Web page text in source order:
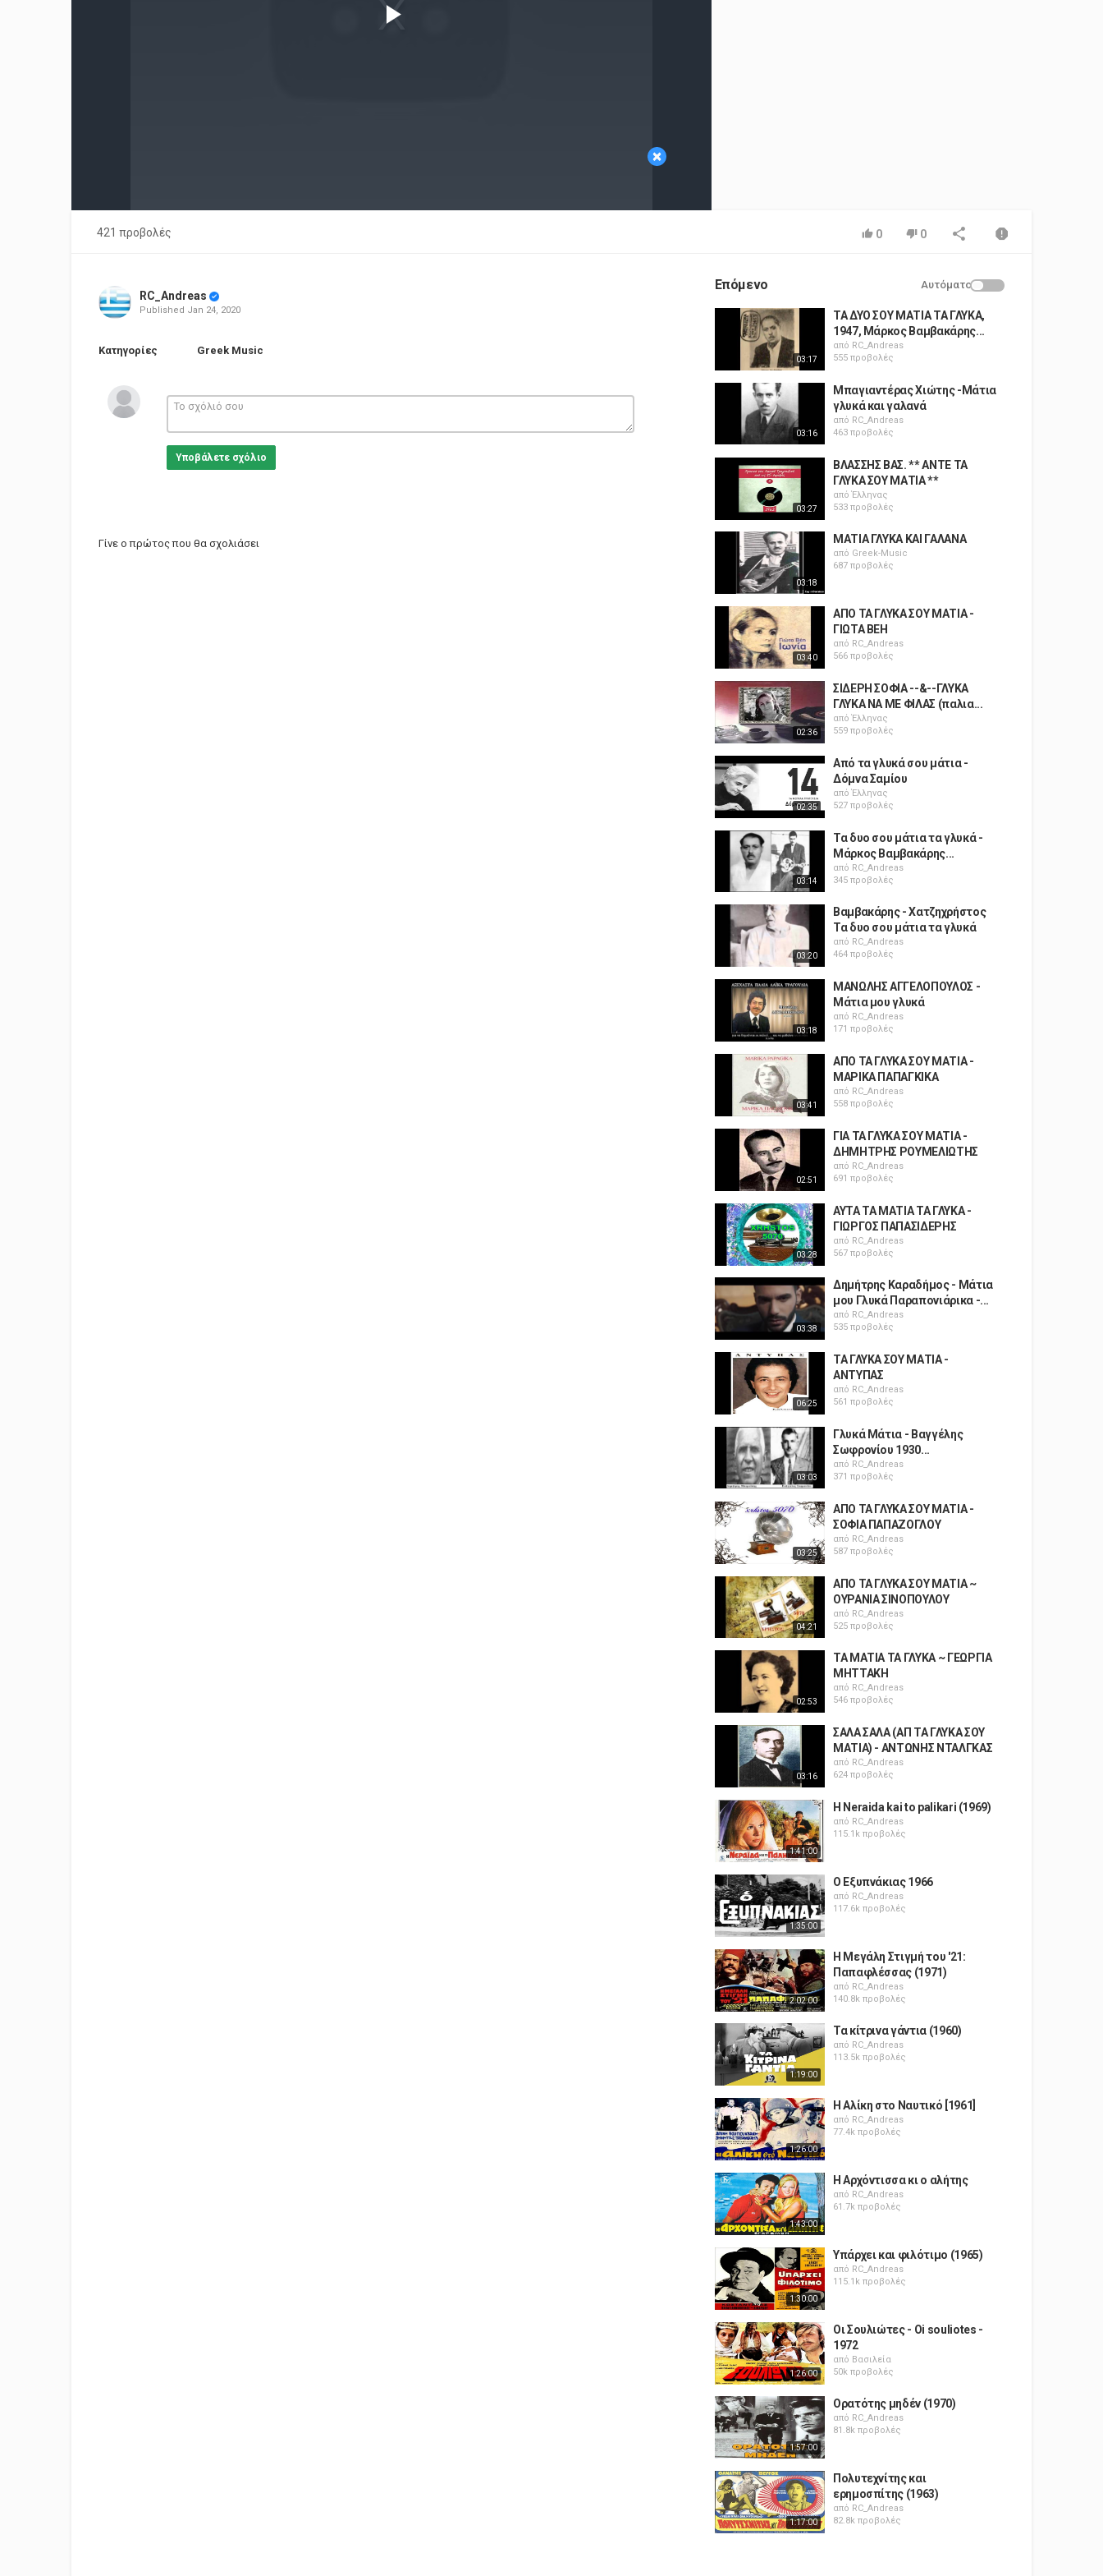
×
421 προβολές 0 0
RC_Andreas
Published Jan 24, 2020
Κατηγορίες Greek Music
Υποβάλετε σχόλιο
Γίνε ο πρώτος που θα σχολιάσει
Επόμενο Αυτόματο
03:17
ΤΑ ΔΥΟ ΣΟΥ ΜΑΤΙΑ ΤΑ ΓΛΥΚΑ,
1947, Μάρκος Βαμβακάρης...
από RC_Andreas
555 προβολές
03:16
Μπαγιαντέρας Χιώτης -Μάτια
γλυκά και γαλανά
από RC_Andreas
463 προβολές
03:27
ΒΛΑΣΣΗΣ ΒΑΣ. ** ΑΝΤΕ ΤΑ
ΓΛΥΚΑ ΣΟΥ ΜΑΤΙΑ **
απόΈλληνας
533 προβολές
03:18
ΜΑΤΙΑ ΓΛΥΚΑ ΚΑΙ ΓΑΛΑΝΑ
από Greek-Music
687 προβολές
03:40
ΑΠΟ ΤΑ ΓΛΥΚΑ ΣΟΥ ΜΑΤΙΑ -
ΓΙΩΤΑ ΒΕΗ
από RC_Andreas
566 προβολές
02:36
ΣΙΔΕΡΗ ΣΟΦΙΑ --&--ΓΛΥΚΑ
ΓΛΥΚΑ ΝΑ ΜΕ ΦΙΛΑΣ (παλια...
απόΈλληνας
559 προβολές
02:35
Από τα γλυκά σου μάτια -
Δόμνα Σαμίου
απόΈλληνας
527 προβολές
03:14
Τα δυο σου μάτια τα γλυκά -
Mάρκος Βαμβακάρης...
από RC_Andreas
345 προβολές
03:20
Βαμβακάρης - Χατζηχρήστος
Τα δυο σου μάτια τα γλυκά
από RC_Andreas
464 προβολές
03:18
ΜΑΝΩΛΗΣ ΑΓΓΕΛΟΠΟΥΛΟΣ -
Μάτια μου γλυκά
από RC_Andreas
171 προβολές
03:41
ΑΠΟ ΤΑ ΓΛΥΚΑ ΣΟΥ ΜΑΤΙΑ -
ΜΑΡΙΚΑ ΠΑΠΑΓΚΙΚΑ
από RC_Andreas
558 προβολές
02:51
ΓΙΑ ΤΑ ΓΛΥΚΑ ΣΟΥ ΜΑΤΙΑ -
ΔΗΜΗΤΡΗΣ ΡΟΥΜΕΛΙΩΤΗΣ
από RC_Andreas
691 προβολές
03:28
ΑΥΤΑ ΤΑ ΜΑΤΙΑ ΤΑ ΓΛΥΚΑ -
ΓΙΩΡΓΟΣ ΠΑΠΑΣΙΔΕΡΗΣ
από RC_Andreas
567 προβολές
03:38
Δημήτρης Καραδήμος - Μάτια
μου Γλυκά Παραπονιάρικα -...
από RC_Andreas
535 προβολές
06:25
ΤΑ ΓΛΥΚΑ ΣΟΥ ΜΑΤΙΑ -
ΑΝΤΥΠΑΣ
από RC_Andreas
561 προβολές
03:03
Γλυκά Μάτια - Βαγγέλης
Σωφρονίου 1930...
από RC_Andreas
371 προβολές
03:25
ΑΠΟ ΤΑ ΓΛΥΚΑ ΣΟΥ ΜΑΤΙΑ -
ΣΟΦΙΑ ΠΑΠΑΖΟΓΛΟΥ
από RC_Andreas
587 προβολές
04:21
ΑΠΟ ΤΑ ΓΛΥΚΑ ΣΟΥ ΜΑΤΙΑ ~
ΟΥΡΑΝΙΑ ΣΙΝΟΠΟΥΛΟΥ
από RC_Andreas
525 προβολές
02:53
ΤΑ ΜΑΤΙΑ ΤΑ ΓΛΥΚΑ ~ ΓΕΩΡΓΙΑ
ΜΗΤΤΑΚΗ
από RC_Andreas
546 προβολές
03:16
ΣΑΛΑ ΣΑΛΑ (ΑΠ ΤΑ ΓΛΥΚΑ ΣΟΥ
ΜΑΤΙΑ) - ΑΝΤΩΝΗΣ ΝΤΑΛΓΚΑΣ
από RC_Andreas
624 προβολές
1:41:00
H Neraida kai to palikari (1969)
από RC_Andreas
115.1k προβολές
1:35:00
Ο Εξυπνάκιας 1966
από RC_Andreas
117.6k προβολές
2:02:00
Η Μεγάλη Στιγμή του '21:
Παπαφλέσσας (1971)
από RC_Andreas
140.8k προβολές
1:19:00
Τα κίτρινα γάντια (1960)
από RC_Andreas
113.5k προβολές
1:26:00
Η Αλίκη στο Ναυτικό [1961]
από RC_Andreas
77.4k προβολές
1:43:00
Η Αρχόντισσα κι ο αλήτης
από RC_Andreas
61.7k προβολές
1:30:00
Υπάρχει και φιλότιμο (1965)
από RC_Andreas
115.1k προβολές
1:26:00
Οι Σουλιώτες - Oi souliotes -
1972
από Βασιλεία
50k προβολές
1:57:00
Ορατότης μηδέν (1970)
από RC_Andreas
81.8k προβολές
1:17:00
Πολυτεχνίτης και
ερημοσπίτης (1963)
από RC_Andreas
82.8k προβολές